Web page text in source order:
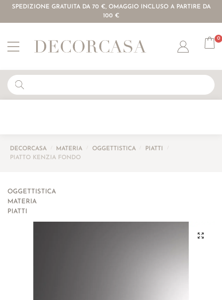
SPEDIZIONE GRATUITA DA 70 €, OMAGGIO INCLUSO A PARTIRE DA
100 €
Account
0
DECORCASA MATERIA OGGETTISTICA PIATTI
PIATTO KENZIA FONDO
OGGETTISTICA
MATERIA
PIATTI